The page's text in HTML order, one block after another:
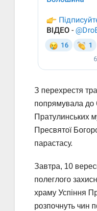
З перехрестя
попрямувала до
Пратулинських
Пресвятої
парастасу.
Завтра, 10
полеглого
храму Успіння
розпочнуть чин